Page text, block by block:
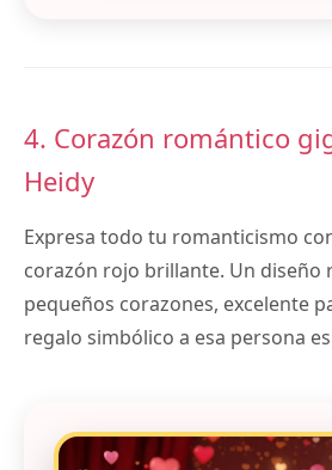
4. Corazón romántico
Heidy
Expresa todo tu romanticismo
corazón rojo brillante. Un diseño
pequeños corazones, excelente
regalo simbólico a esa persona